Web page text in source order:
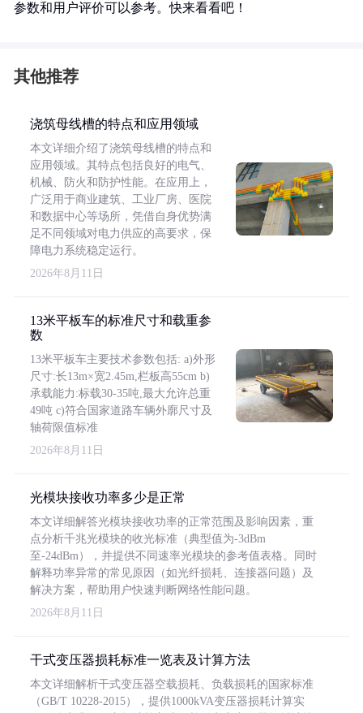
参数和用户评价可以参考。快来看看吧！
其他推荐
浇筑母线槽的特点和应用领域
本文详细介绍了浇筑母线槽的特点和
应用领域。其特点包括良好的电气、
机械、防火和防护性能。在应用上，
广泛用于商业建筑、工业厂房、医院
和数据中心等场所，凭借自身优势满
足不同领域对电力供应的高要求，保
障电力系统稳定运行。
2026年8月11日
13米平板车的标准尺寸和载重参
数
13米平板车主要技术参数包括: a)外形
尺寸:长13m×宽2.45m,栏板高55cm b)
承载能力:标载30-35吨,最大允许总重
49吨 c)符合国家道路车辆外廓尺寸及
轴荷限值标准
2026年8月11日
光模块接收功率多少是正常
本文详细解答光模块接收功率的正常范围及影响因素，重
点分析千兆光模块的收光标准（典型值为-3dBm
至-24dBm），并提供不同速率光模块的参考值表格。同时
解释功率异常的常见原因（如光纤损耗、连接器问题）及
解决方案，帮助用户快速判断网络性能问题。
2026年8月11日
干式变压器损耗标准一览表及计算方法
本文详细解析干式变压器空载损耗、负载损耗的国家标准
（GB/T 10228-2015），提供1000kVA变压器损耗计算实